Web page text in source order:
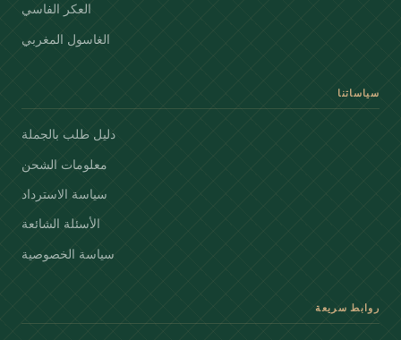
العكر الفاسي
الغاسول المغربي
سياساتنا
دليل طلب بالجملة
معلومات الشحن
سياسة الاسترداد
الأسئلة الشائعة
سياسة الخصوصية
روابط سريعة